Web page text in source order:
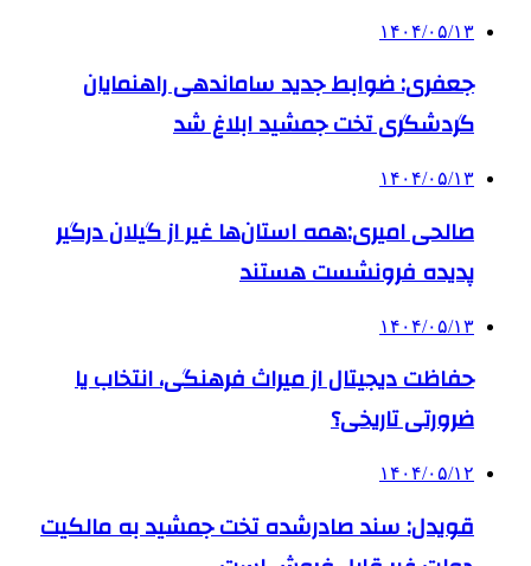
۱۴۰۴/۰۵/۱۳
جعفری: ضوابط جدید ساماندهی راهنمایان
گردشگری تخت جمشید ابلاغ شد
۱۴۰۴/۰۵/۱۳
صالحی امیری:همه استان‌ها غیر از گیلان درگیر
پدیده فرونشست هستند
۱۴۰۴/۰۵/۱۳
حفاظت دیجیتال از میراث فرهنگی، انتخاب یا
ضرورتی تاریخی؟
۱۴۰۴/۰۵/۱۲
قویدل: سند صادرشده تخت جمشید به مالکیت